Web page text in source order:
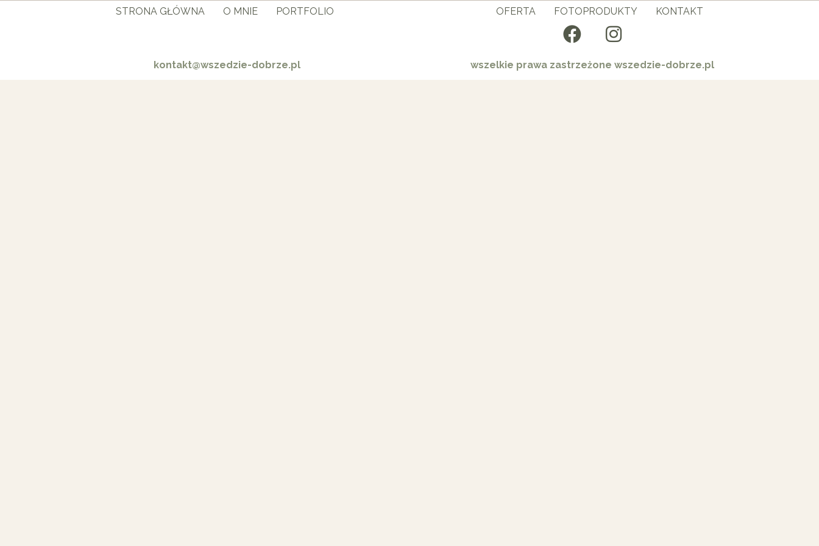
STRONA GŁÓWNA O MNIE PORTFOLIO OFERTA FOTOPRODUKTY KONTAKT
kontakt@wszedzie-dobrze.pl wszelkie prawa zastrzeżone wszedzie-dobrze.pl